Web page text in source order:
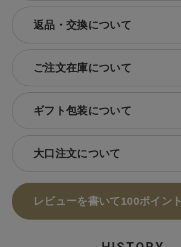
返品・交換について
ご注文在庫について
ギフト包装について
大口注文について
レビューを書いて100ポイント